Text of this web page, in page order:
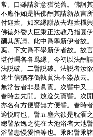
常。口雖請新意猶從舊。佛訶
不應作如是語佛酬其請新故言
付迦葉。如來縁謝故去迦葉機
佛徳外委大臣秉正法教乃指圓
酬其所請。此中爲學新伊者故
葉。下文爲不學新伊者故。故
堪付囑各各爲縁。今初以法酬
法説破。二譬説破。法説者汝
迷生信猶存僞執眞法不染故云
無常苦者非是眞實。次譬中又
春時去先開。放逸失寶譬。次開
亦名有方便譬無方便譬。春時
適悦時也。譬五塵六欲是耽湎
總譬放逸之徒在大池浴者大池譬
浴譬恚慢愛憎等也。乘船譬乘